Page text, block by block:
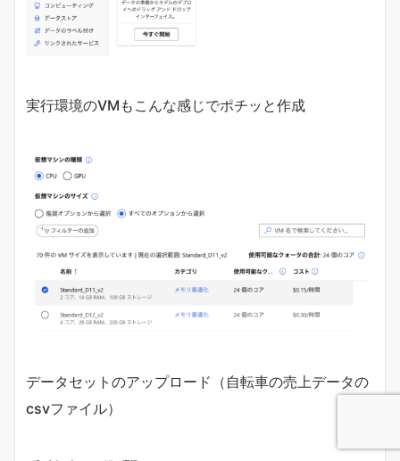
実行環境のVMもこんな感じでポチッと作成
データセットのアップロード（自転車の売上データの
csvファイル）